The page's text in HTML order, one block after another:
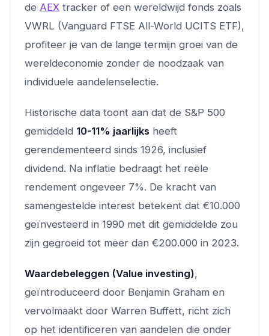
de AEX tracker of een wereldwijd fonds zoals
VWRL (Vanguard FTSE All-World UCITS ETF),
profiteer je van de lange termijn groei van de
wereldeconomie zonder de noodzaak van
individuele aandelenselectie.
Historische data toont aan dat de S&P 500
gemiddeld 10-11% jaarlijks heeft
gerendementeerd sinds 1926, inclusief
dividend. Na inflatie bedraagt het reële
rendement ongeveer 7%. De kracht van
samengestelde interest betekent dat €10.000
geïnvesteerd in 1990 met dit gemiddelde zou
zijn gegroeid tot meer dan €200.000 in 2023.
Waardebeleggen (Value investing),
geïntroduceerd door Benjamin Graham en
vervolmaakt door Warren Buffett, richt zich
op het identificeren van aandelen die onder